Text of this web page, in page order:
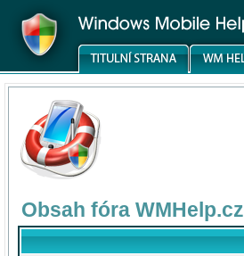
Obsah fóra WMHelp.cz